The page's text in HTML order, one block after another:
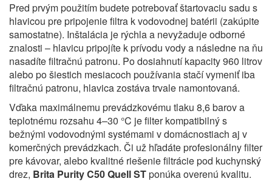
Pred prvým použitím budete potrebovať štartovaciu sadu s
hlavicou pre pripojenie filtra k vodovodnej batérii (zakúpite
samostatne). Inštalácia je rýchla a nevyžaduje odborné
znalosti – hlavicu pripojíte k prívodu vody a následne na ňu
nasadíte filtračnú patronu. Po dosiahnutí kapacity 960 litrov
alebo po šiestich mesiacoch používania stačí vymeniť iba
filtračnú patronu, hlavica zostáva trvale namontovaná.
Vďaka maximálnemu prevádzkovému tlaku 8,6 barov a
teplotnému rozsahu 4–30 °C je filter kompatibilný s
bežnými vodovodnými systémami v domácnostiach aj v
komerčných prevádzkach. Či už hľadáte profesionálny filter
pre kávovar, alebo kvalitné riešenie filtrácie pod kuchynský
drez, Brita Purity C50 Quell STponúka overenú kvalitu.